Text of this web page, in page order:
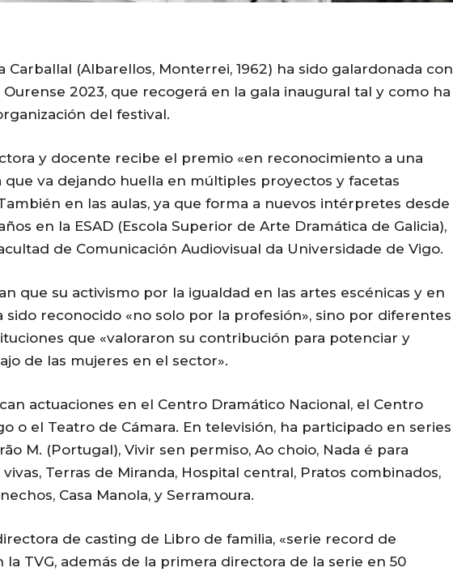
Carballal (Albarellos, Monterrei, 1962) ha sido galardonada con
Ourense 2023, que recogerá en la gala inaugural tal y como ha
del festival.
y docente recibe el premio «en reconocimiento a una
que va dejando huella en múltiples proyectos y facetas
en las aulas, ya que forma a nuevos intérpretes desde
en la ESAD (Escola Superior de Arte Dramática de Galicia),
de Comunicación Audiovisual da Universidade de Vigo.
que su activismo por la igualdad en las artes escénicas y en
sido reconocido «no solo por la profesión», sino por diferentes
que «valoraron su contribución para potenciar y
de las mujeres en el sector».
actuaciones en el Centro Dramático Nacional, el Centro
o el Teatro de Cámara. En televisión, ha participado en series
M. (Portugal), Vivir sen permiso, Ao choio, Nada é para
Terras de Miranda, Hospital central, Pratos combinados,
Casa Manola, y Serramoura.
de casting de Libro de familia, «serie record de
la TVG, además de la primera directora de la serie en 50